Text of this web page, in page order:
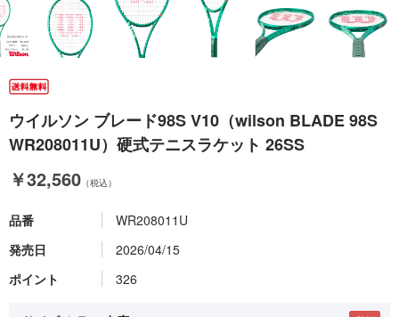
ウイルソン ブレード98S V10（wilson BLADE 98S
WR208011U）硬式テニスラケット 26SS
￥32,560 （税込）
品番
WR208011U
発売日
2026/04/15
ポイント
326